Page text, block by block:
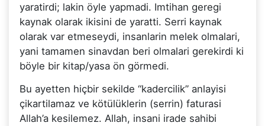
yaratirdi; lakin öyle yapmadi. Imtihan geregi
kaynak olarak ikisini de yaratti. Serri kaynak
olarak var etmeseydi, insanlarin melek olmalari,
yani tamamen sinavdan beri olmalari gerekirdi ki
böyle bir kitap/yasa ön görmedi.
Bu ayetten hiçbir sekilde “kadercilik” anlayisi
çikartilamaz ve kötülüklerin (serrin) faturasi
Allah’a kesilemez. Allah, insani irade sahibi